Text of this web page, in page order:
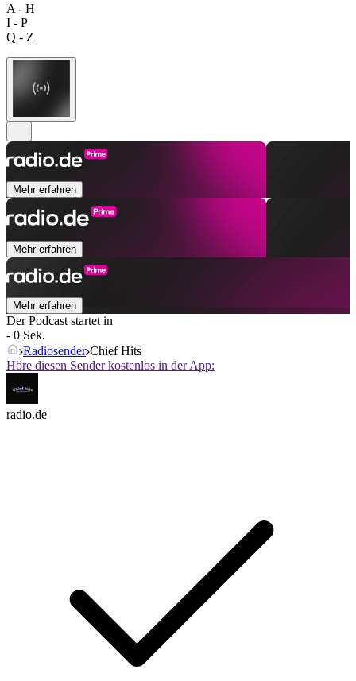
A - H
I - P
Q - Z
Mehr erfahren
Mehr erfahren
Mehr erfahren
Der Podcast startet in
- 0 Sek.
Radiosender Chief Hits
Höre diesen Sender kostenlos in der App:
radio.de